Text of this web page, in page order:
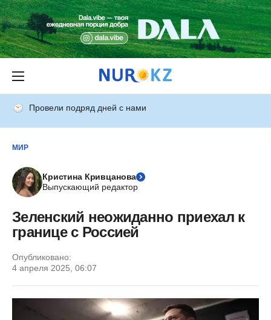
Провели подряд дней с нами
МИР
Кристина Кривцанова
Выпускающий редактор
Зеленский неожиданно приехал к
границе с Россией
Опубликовано:
4 апреля 2025, 06:07